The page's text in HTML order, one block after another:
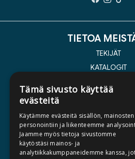
TIETOA
TEKIJÄT
KATALOGIT
KIRJA
MEDIALLE
Tämä sivusto käyttää
evästeitä
Käytämme evästeitä sisällön, mainosten
personointiin ja liikenteemme
Jaamme myös tietoja sivustomme
käytöstäsi mainos- ja
analytiikkakumppaneidemme kanssa,